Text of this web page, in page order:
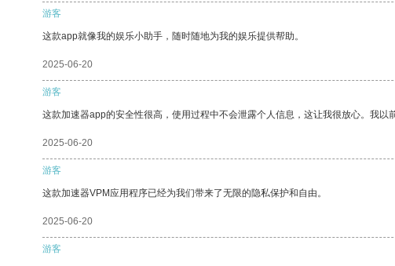
游客
这款app就像我的娱乐小助手，随时随地为我的娱乐提供帮助。
2025-06-20
游客
这款加速器app的安全性很高，使用过程中不会泄露个人信息，这让我很放心。我
2025-06-20
游客
这款加速器VPM应用程序已经为我们带来了无限的隐私保护和自由。
2025-06-20
游客